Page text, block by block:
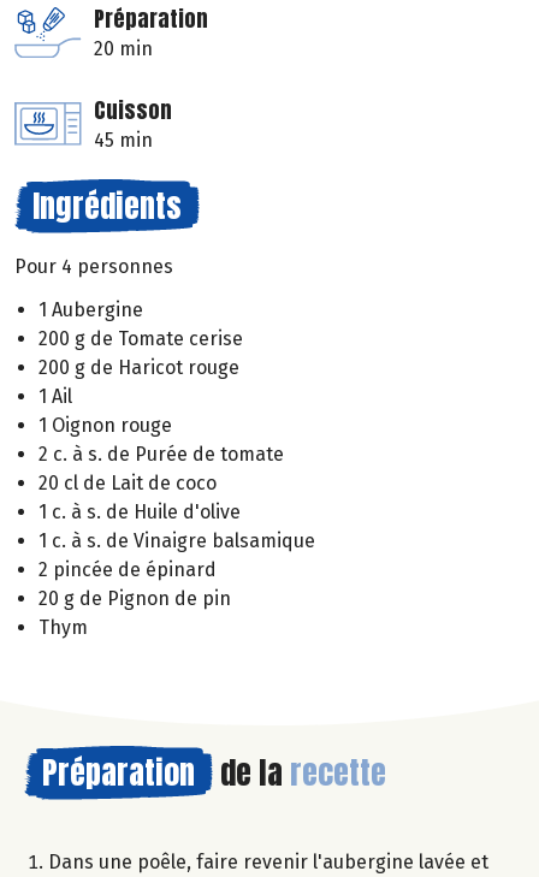
Préparation
20 min
Cuisson
45 min
Ingrédients
Pour 4 personnes
1 Aubergine
200 g de Tomate cerise
200 g de Haricot rouge
1 Ail
1 Oignon rouge
2 c. à s. de Purée de tomate
20 cl de Lait de coco
1 c. à s. de Huile d'olive
1 c. à s. de Vinaigre balsamique
2 pincée de épinard
20 g de Pignon de pin
Thym
Préparation de la recette
Dans une poêle, faire revenir l'aubergine lavée et